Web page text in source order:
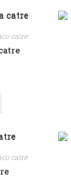
catre
catre